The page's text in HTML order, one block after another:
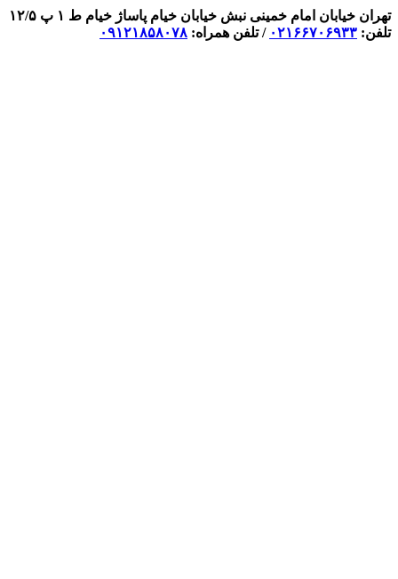
تهران خیابان امام خمینی نبش خیابان خیام پاساژ خیام ط ۱ پ ۱۲/۵
تلفن: ۰۲۱۶۶۷۰۶۹۳۳ / تلفن همراه: ۰۹۱۲۱۸۵۸۰۷۸